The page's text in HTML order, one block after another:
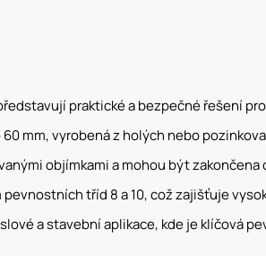
praktické a bezpečné řešení
mm, vyrobená z holých nebo
objímkami a mohou být zakončena
tříd 8 a 10, což zajišťuje
a stavební aplikace, kde je klíčová